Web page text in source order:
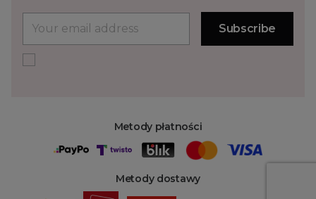
Metody płatności
Metody dostawy